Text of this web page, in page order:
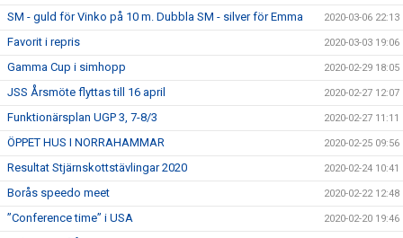
SM - guld för Vinko på 10 m. Dubbla SM - silver för Emma 2020-03-06 22:13
Favorit i repris 2020-03-03 19:06
Gamma Cup i simhopp 2020-02-29 18:05
JSS Årsmöte flyttas till 16 april 2020-02-27 12:07
Funktionärsplan UGP 3, 7-8/3 2020-02-27 11:11
ÖPPET HUS I NORRAHAMMAR 2020-02-25 09:56
Resultat Stjärnskottstävlingar 2020 2020-02-24 10:41
Borås speedo meet 2020-02-22 12:48
”Conference time” i USA 2020-02-20 19:46